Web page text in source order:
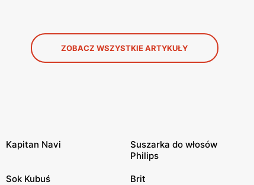
ZOBACZ WSZYSTKIE ARTYKUŁY
Kapitan Navi
Suszarka do włosów
Philips
Sok Kubuś Brit